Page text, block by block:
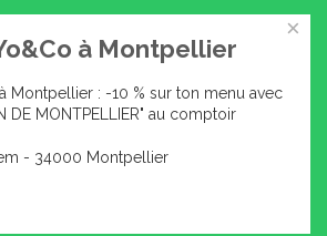
×
à Montpellier
Montpellier : -10 % sur ton menu avec
DE MONTPELLIER" au comptoir
- 34000 Montpellier